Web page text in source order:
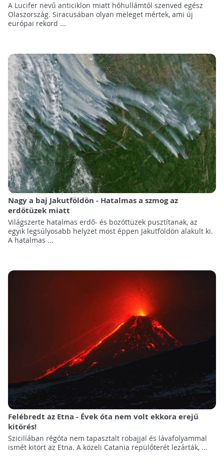
A Lucifer nevű anticiklon miatt hőhullámtól szenved egész
Olaszország. Siracusában olyan meleget mértek, ami új
európai rekord ...
Nagy a baj Jakutföldön - Hatalmas a szmog az
erdőtüzek miatt
Világszerte hatalmas erdő- és bozóttüzek pusztítanak, az
egyik legsúlyosabb helyzet most éppen Jakutföldön alakult ki.
A hatalmas ...
Felébredt az Etna - Évek óta nem volt ekkora erejű
kitörés!
Szicilíában régóta nem tapasztalt robajjal és lávafolyammal
ismét kitört az Etna. A közeli Catania repülőterét lezárták, ...